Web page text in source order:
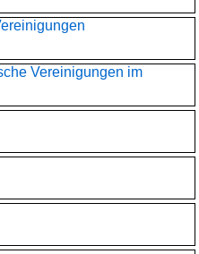
Vereinigungen im